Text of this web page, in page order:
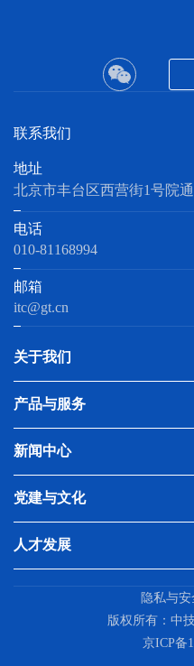
联系我们
地址
北京市丰台区西营街1号院
电话
010-81168994
邮箱
itc@gt.cn
关于我们
产品与服务
新闻中心
党建与文化
人才发展
隐私与
版权所有：中
京ICP备